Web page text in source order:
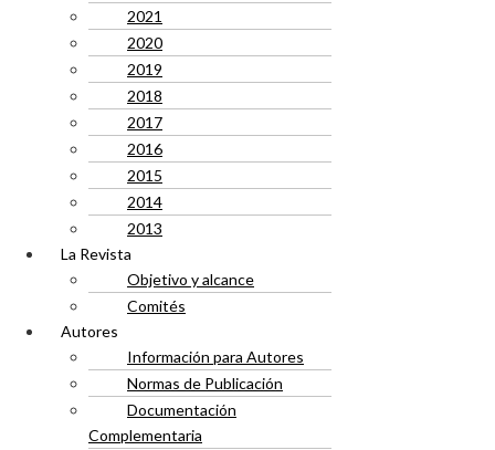
2021
2020
2019
2018
2017
2016
2015
2014
2013
La Revista
Objetivo y alcance
Comités
Autores
Información para Autores
Normas de Publicación
Documentación
Complementaria